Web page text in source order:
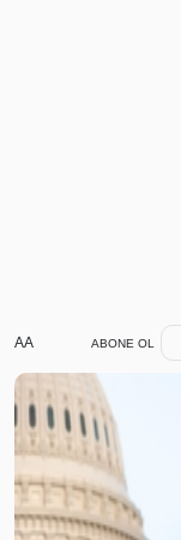
AA ABONE OL